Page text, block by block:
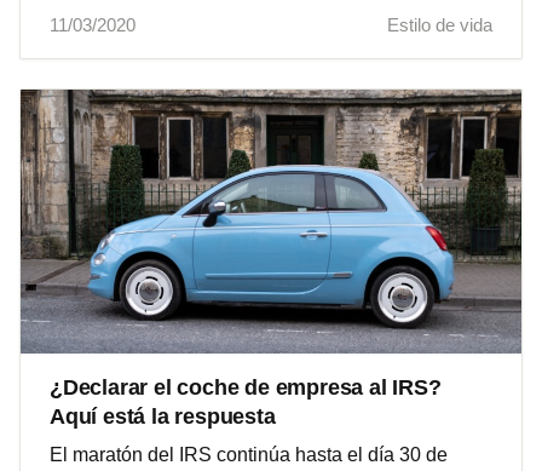
11/03/2020
Estilo de vida
¿Declarar el coche de empresa al IRS?
Aquí está la respuesta
El maratón del IRS continúa hasta el día 30 de